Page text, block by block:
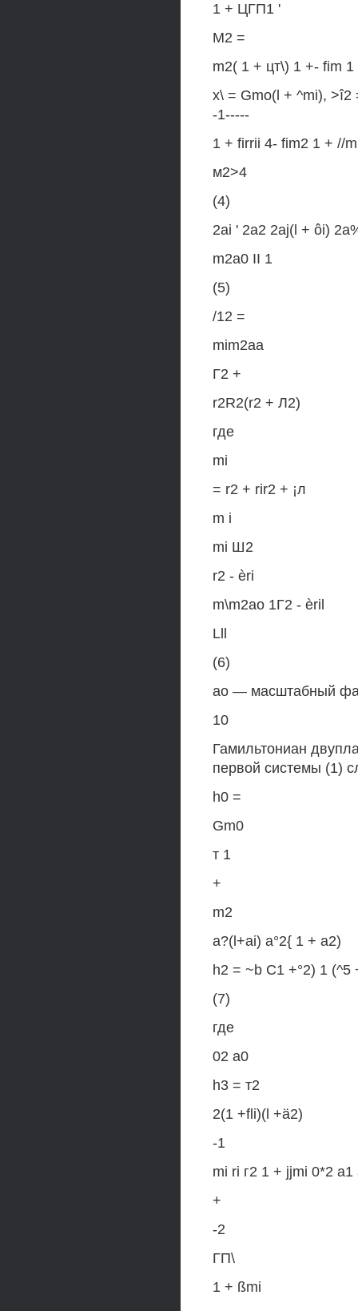
1 + ЦГП1 '
М2 =
m2( 1 + цт\) 1 +- fim 1
х\ = Gmo(l + ^mi),
-1-----
1 + firrii 4- fim2 1 + //
м2>4
(4)
2ai ' 2а2 2aj(l + ôi)
m2a0 II 1
(5)
/12 =
mim2aa
Г2 +
r2R2(r2 + Л2)
где
mi
= r2 + rir2 + ¡л
m i
mi Ш2
r2 - èri
m\m2ao 1Г2 - èril
Lll
(6)
ао — масштабный
10
Гамильтониан
первой системы (1)
h0 =
Gm0
т 1
+
m2
a?(l+ai) а°2{ 1 + а2)
h2 = ~b С1 +°2) 1 (^5
(7)
где
02 а0
h3 = т2
2(1 +fli)(l +ä2)
-1
mi ri г2 1 + jjmi 0*2 а1
+
-2
ГП\
1 + ßmi